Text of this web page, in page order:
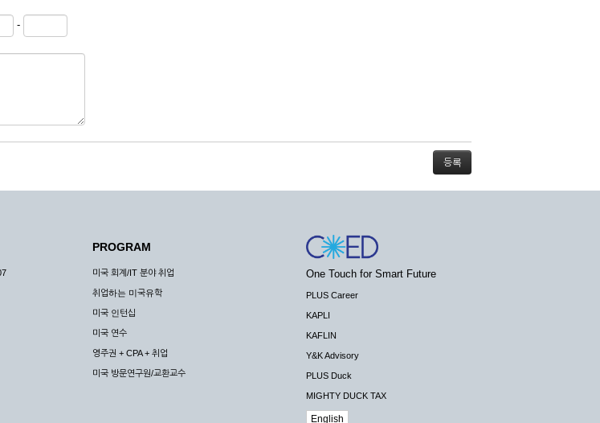
소할 수 있으며, 실명으로 등록하지 않은 자의 일체의 권리를 제한할 수 있습니다.
의 장애, 서비스 이용의 폭주 등의 정상적인 서비스가 불가능할 경우 회사는 사전 공지나 예고 없
로 인해 이용자 또는 제 3자가 입은 손해에 대하여 배상하지 않습니다.
있도록 하고 계속적, 안정적으로 서비스를 제공할 수 있도록 최선의 노력을 다하여야 합니다.
여서는 안됩니다. 다만, 관계법령에 의하여 국가기관 등의 합법적인 요구가 있는 경우에는 해당
-
PROGRAM
미국 회계/IT 분야 취업
취업하는 미국유학
미국 인턴십
미국 연수
영주권 + CPA + 취업
미국 방문연구원/교환교수
One Touch for Smart Future
PLUS Career
KAPLI
KAFLIN
Y&K Advisory
PLUS Duck
MIGHTY DUCK TAX
English